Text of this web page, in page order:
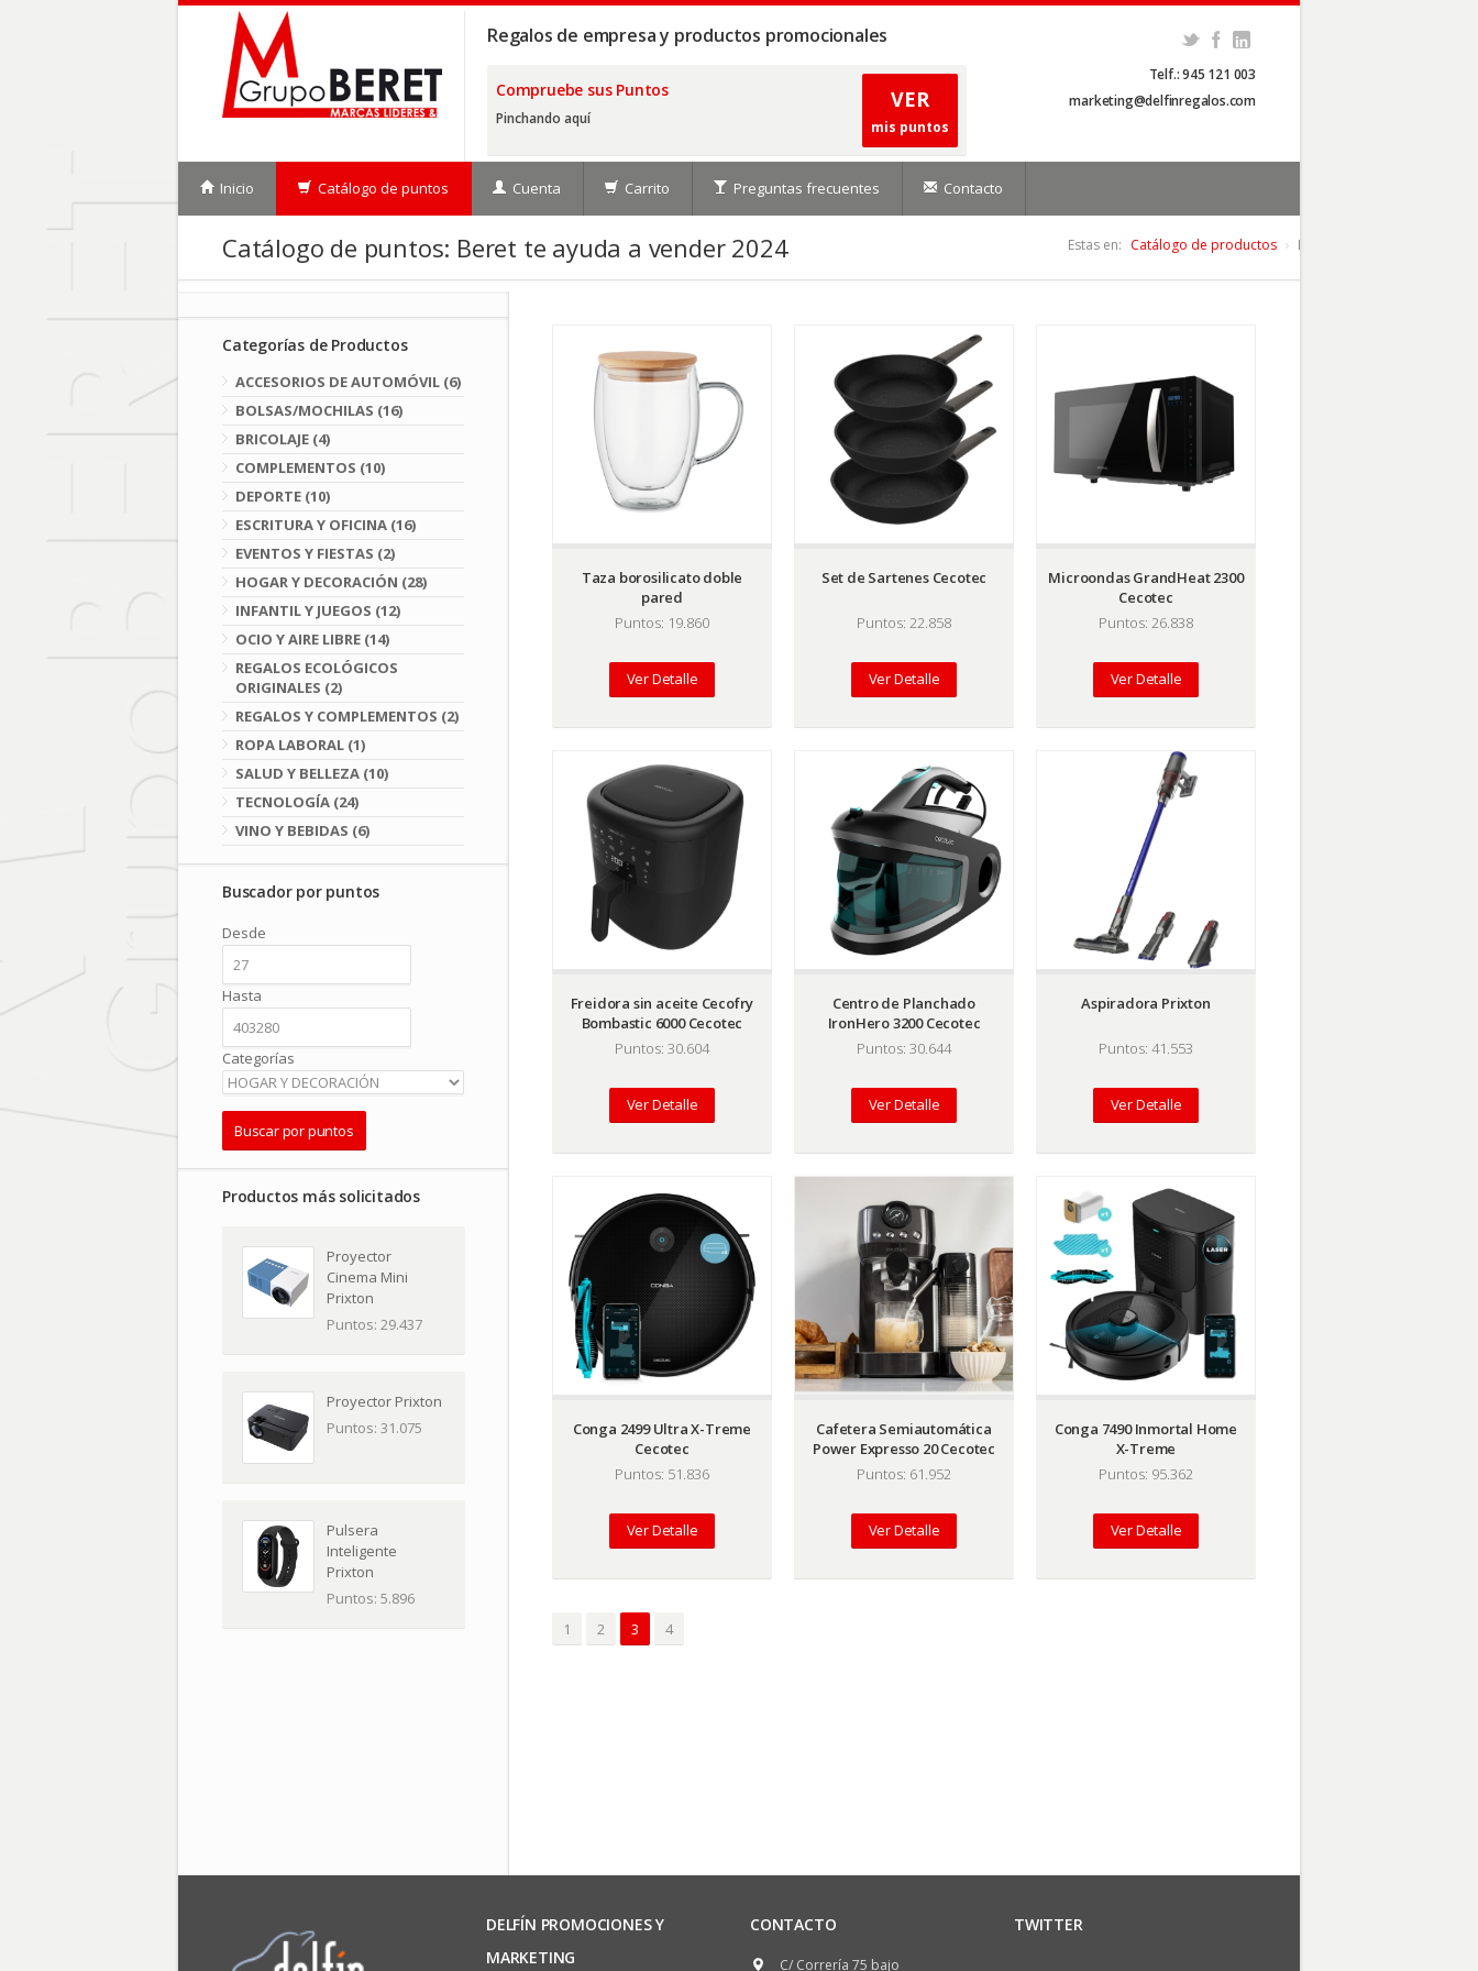
Regalos de empresa y productos promocionales
VER
mis puntos
Compruebe sus Puntos
Pinchando aquí
Telf.: 945 121 003
marketing@delfinregalos.com
Inicio Catálogo de puntos Cuenta Carrito Preguntas frecuentes Contacto
Catálogo de puntos: Beret te ayuda a vender 2024 Estas en: Catálogo de productos LIstado
Categorías de Productos
ACCESORIOS DE AUTOMÓVIL (6)
BOLSAS/MOCHILAS (16)
BRICOLAJE (4)
COMPLEMENTOS (10)
DEPORTE (10)
ESCRITURA Y OFICINA (16)
EVENTOS Y FIESTAS (2)
HOGAR Y DECORACIÓN (28)
INFANTIL Y JUEGOS (12)
OCIO Y AIRE LIBRE (14)
REGALOS ECOLÓGICOS
ORIGINALES (2)
REGALOS Y COMPLEMENTOS (2)
ROPA LABORAL (1)
SALUD Y BELLEZA (10)
TECNOLOGÍA (24)
VINO Y BEBIDAS (6)
Buscador por puntos
Desde
Hasta
Categorías
Productos más solicitados
Proyector
Cinema Mini
Prixton
Puntos: 29.437
Proyector Prixton
Puntos: 31.075
Pulsera
Inteligente
Prixton
Puntos: 5.896
Taza borosilicato doble
pared
Puntos: 19.860
Ver Detalle
Set de Sartenes Cecotec
Puntos: 22.858
Ver Detalle
Microondas GrandHeat 2300
Cecotec
Puntos: 26.838
Ver Detalle
Freidora sin aceite Cecofry
Bombastic 6000 Cecotec
Puntos: 30.604
Ver Detalle
Centro de Planchado
IronHero 3200 Cecotec
Puntos: 30.644
Ver Detalle
Aspiradora Prixton
Puntos: 41.553
Ver Detalle
Conga 2499 Ultra X-Treme
Cecotec
Puntos: 51.836
Ver Detalle
Cafetera Semiautomática
Power Expresso 20 Cecotec
Puntos: 61.952
Ver Detalle
Conga 7490 Inmortal Home
X-Treme
Puntos: 95.362
Ver Detalle
1 2 3 4
DELFÍN PROMOCIONES Y
MARKETING
CONTACTO
C/ Correría 75 bajo
TWITTER